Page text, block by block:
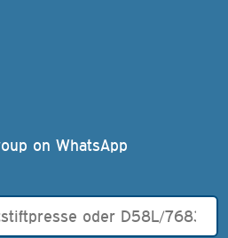
on WhatsApp